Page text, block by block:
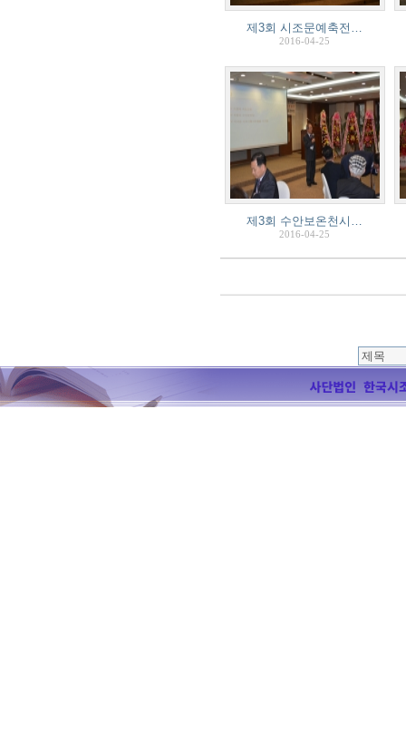
제3회 시조문예축전…
2016-04-25
제3회 수안보온천시…
2016-04-25